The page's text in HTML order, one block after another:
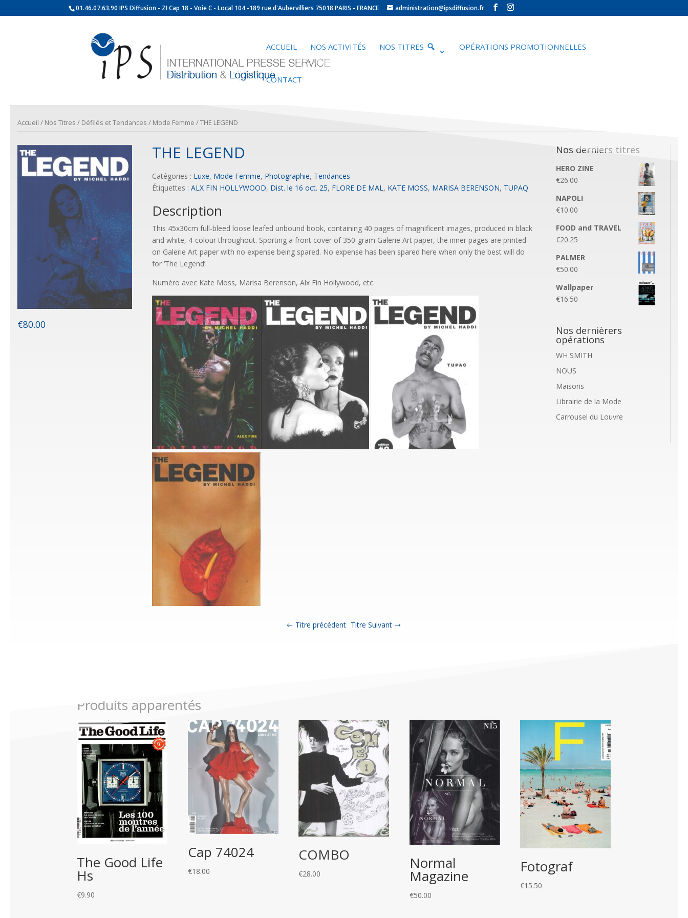
01.46.07.63.90 IPS Diffusion - ZI Cap 18 - Voie C - Local 104 -189 rue d'Aubervilliers 75018 PARIS - FRANCE administration@ipsdiffusion.fr
ACCUEIL NOS ACTIVITÉS NOS TITRES OPÉRATIONS PROMOTIONNELLES
CONTACT
Accueil / Nos Titres / Défilés et Tendances / Mode Femme / THE LEGEND
€80.00
THE LEGEND
Catégories : Luxe, Mode Femme, Photographie, Tendances
Étiquettes : ALX FIN HOLLYWOOD, Dist. le 16 oct. 25, FLORE DE MAL, KATE MOSS, MARISA BERENSON, TUPAQ
Description
This 45x30cm full-bleed loose leafed unbound book, containing 40 pages of magnificent images, produced in black
and white, 4-colour throughout. Sporting a front cover of 350-gram Galerie Art paper, the inner pages are printed
on Galerie Art paper with no expense being spared. No expense has been spared here when only the best will do
for ‘The Legend’.
Numéro avec Kate Moss, Marisa Berenson, Alx Fin Hollywood, etc.
Titre précédent Titre Suivant
Nos derniers titres
HERO ZINE
€26.00
NAPOLI
€10.00
FOOD and TRAVEL
€20.25
PALMER
€50.00
Wallpaper
€16.50
Nos dernièrers
opérations
WH SMITH
NOUS
Maisons
Librairie de la Mode
Carrousel du Louvre
Produits apparentés
The Good Life
Hs
€9.90
Cap 74024
€18.00
COMBO
€28.00
Normal
Magazine
€50.00
Fotograf
€15.50